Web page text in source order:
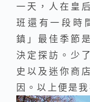
一天，人在皇
班還有一段時
鎮」最佳季節
決定探訪。少
史以及迷你商
因。以上便是